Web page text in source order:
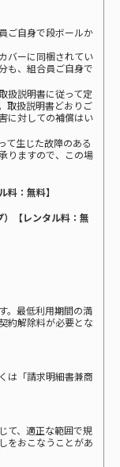
ご自身で段ボールか
バーに同梱されてい
も、組合員ご自身で
扱説明書に従って定
取扱説明書どおりご
に対しての補償はい
て生じた故障のある
りますので、この場
：無料】
【レンタル料：無
。最低利用期間の満
約解除料が必要とな
は「請求明細書兼商
て、適正な範囲で規
をおこなうことがあ